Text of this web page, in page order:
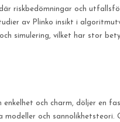
riskbedömningar och
av Plinko insikt i
simulering, vilket har stor
enkelhet och charm, döljer en
modeller och sannolikhetsteori.